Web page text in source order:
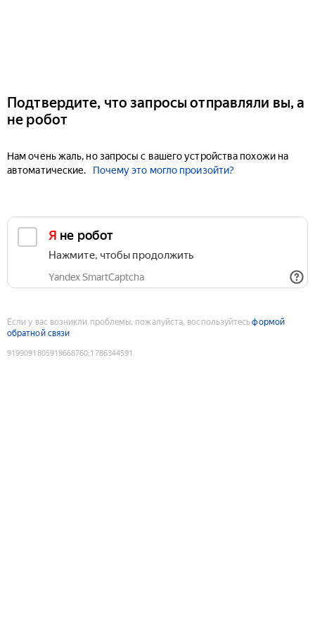
Подтвердите, что запросы отправляли вы, а
не робот
Нам очень жаль, но запросы с вашего устройства похожи на
автоматические.
Почему это могло произойти?
Я не робот
Нажмите, чтобы продолжить
Yandex SmartCaptcha
Если у вас возникли проблемы, пожалуйста, воспользуйтесьформой
обратной связи
9199091805919668760:1786344591